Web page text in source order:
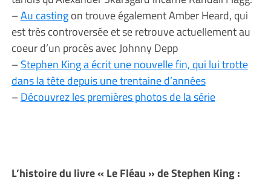
–Au castingon trouve également Amber Heard, qui
est très controversée et se retrouve actuellement au
coeur d’un procès avec Johnny Depp
–Stephen King a écrit une nouvelle fin, qui lui trotte
dans la tête depuis une trentaine d’années
–Découvrez les premières photos de la série
L’histoire du livre « Le Fléau » de Stephen King :